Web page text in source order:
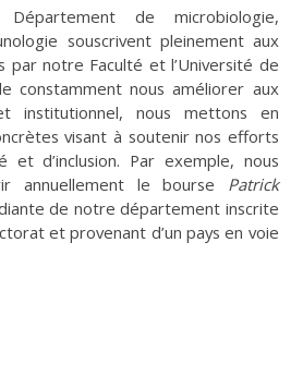
de microbiologie,
souscrivent pleinement aux
par notre Faculté et l’Université de
constamment nous améliorer aux
institutionnel, nous mettons en
visant à soutenir nos efforts
et d’inclusion. Par exemple, nous
annuellement le bourse Patrick
de notre département inscrite
et provenant d’un pays en voie